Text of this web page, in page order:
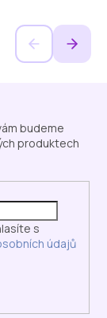
budeme
produktech
s
údajů